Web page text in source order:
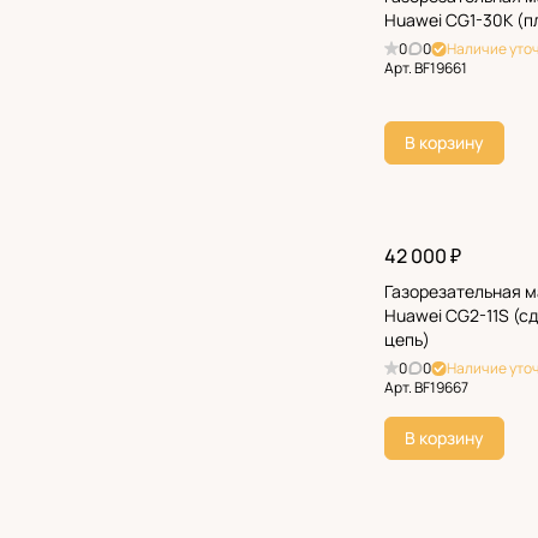
Huawei CG1-30K
0 0
Наличие
Арт.BF19661
В корзину
42 000 ₽
Газорезательная
Huawei CG2-11S
цепь)
0 0
Наличие
Арт.BF19667
В корзину